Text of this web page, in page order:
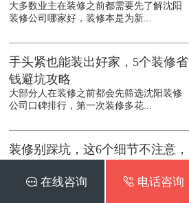
大多数业主在装修之前都需要先了解沈阳
装修公司哪家好，装修本是为新...
手头紧也能装出好家，5个装修省
钱避坑攻略
大部分人在装修之前都会先筛选沈阳装修
公司口碑排行，第一次装修多花...
装修别踩坑，这6个细节不注意，
在装修之前都会先了解沈阳装修公司口碑
 在线咨询  电话咨询